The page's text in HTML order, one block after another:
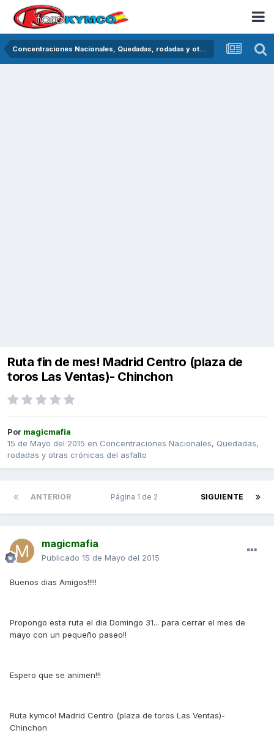
Concentraciones Nacionales, Quedadas, rodadas y otras crónicas del asfalto
Ruta fin de mes! Madrid Centro (plaza de
toros Las Ventas)- Chinchon
Por magicmafia
15 de Mayo del 2015 en Concentraciones Nacionales, Quedadas,
rodadas y otras crónicas del asfalto
ANTERIOR SIGUIENTE
Página 1 de 2
magicmafia
Publicado 15 de Mayo del 2015
Buenos dias Amigos!!!!!
Propongo esta ruta el dia Domingo 31... para cerrar el mes de
mayo con un pequeño paseo!!
Espero que se animen!!!
Ruta kymco! Madrid Centro (plaza de toros Las Ventas)-
Chinchon